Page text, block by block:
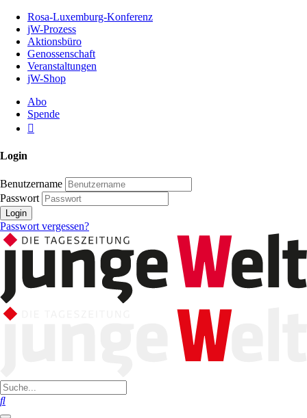
Inhalt
Seite
Rosa-Luxemburg-Konferenz
jW-Prozess
Aktionsbüro
Genossenschaft
Veranstaltungen
jW-Shop
Abo
Spende
Login
Benutzername
Passwort
Login
Passwort vergessen?